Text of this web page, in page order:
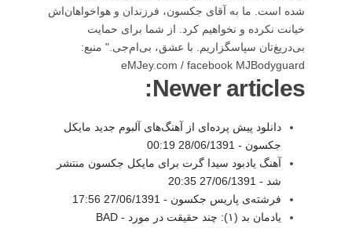
شده است. ما به آقای جکسون، فرزندان و هواخواهان‌اش
خیانت نکرده و نخواهیم کرد. از شما برای حمایت
بی‌دریغ‌تان سپاسگزاریم. با عشق، بی‌ام‌جی." منبع:
eMJey.com / facebook MJBodyguard
Newer articles:
دانلود پیش پرده‌ای از آهنگ‌های آلبوم جدید مایکل
جکسون - 28/06/1391 00:19
آهنگ یادبود سیدا گرت برای مایکل جکسون منتشر
شد - 27/06/1391 20:35
فرشته‌ی پاریس جکسون - 27/06/1391 17:56
یادمان بد (۱): چند حقیقت در مورد BAD -